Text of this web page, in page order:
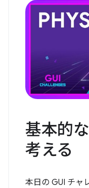
基本的
考える
本日の GUI チャ